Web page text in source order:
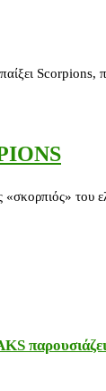
Scorpions,
του